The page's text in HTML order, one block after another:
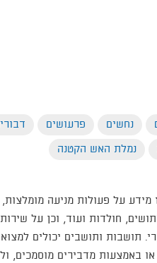
נחשים פרעושים
נמלת האש הקטנה
מידע על פעולות מניעה
חולדות ועוד, וכן על
תושבות ותושבים יכולים
באמצעות מדבירים מוסמכים,